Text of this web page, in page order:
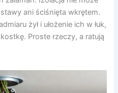
ani ściśnięta wkrętem.
żył i ułożenie ich w łuk,
Proste rzeczy, a ratują